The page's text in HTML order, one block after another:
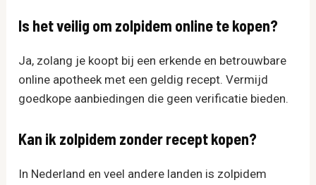
Is het veilig om zolpidem online te kopen?
Ja, zolang je koopt bij een erkende en betrouwbare
online apotheek met een geldig recept. Vermijd
goedkope aanbiedingen die geen verificatie bieden.
Kan ik zolpidem zonder recept kopen?
In Nederland en veel andere landen is zolpidem